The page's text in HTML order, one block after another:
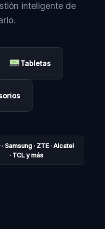
inteligente de
Tabletas
· Samsung · ZTE · Alcatel
· TCL y más